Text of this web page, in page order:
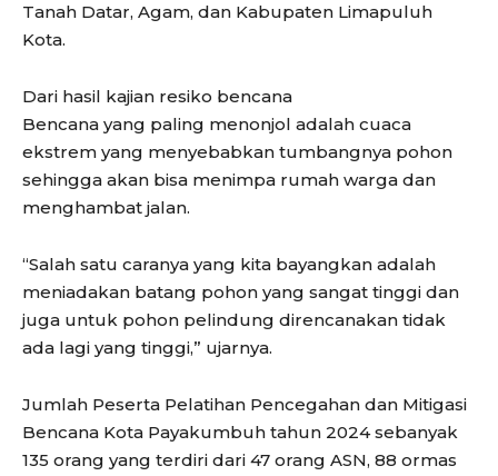
Tanah Datar, Agam, dan Kabupaten Limapuluh
Kota.
Dari hasil kajian resiko bencana
Bencana yang paling menonjol adalah cuaca
ekstrem yang menyebabkan tumbangnya pohon
sehingga akan bisa menimpa rumah warga dan
menghambat jalan.
“Salah satu caranya yang kita bayangkan adalah
meniadakan batang pohon yang sangat tinggi dan
juga untuk pohon pelindung direncanakan tidak
ada lagi yang tinggi,” ujarnya.
Jumlah Peserta Pelatihan Pencegahan dan Mitigasi
Bencana Kota Payakumbuh tahun 2024 sebanyak
135 orang yang terdiri dari 47 orang ASN, 88 ormas